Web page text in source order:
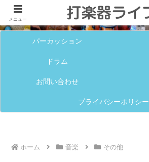
パーカッション
ドラム
お問い合わせ
プライバシーポリシー
ホーム 音楽 その他
メニュー